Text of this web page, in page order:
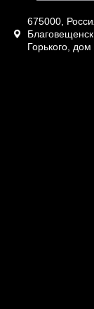
675000,
Горького,